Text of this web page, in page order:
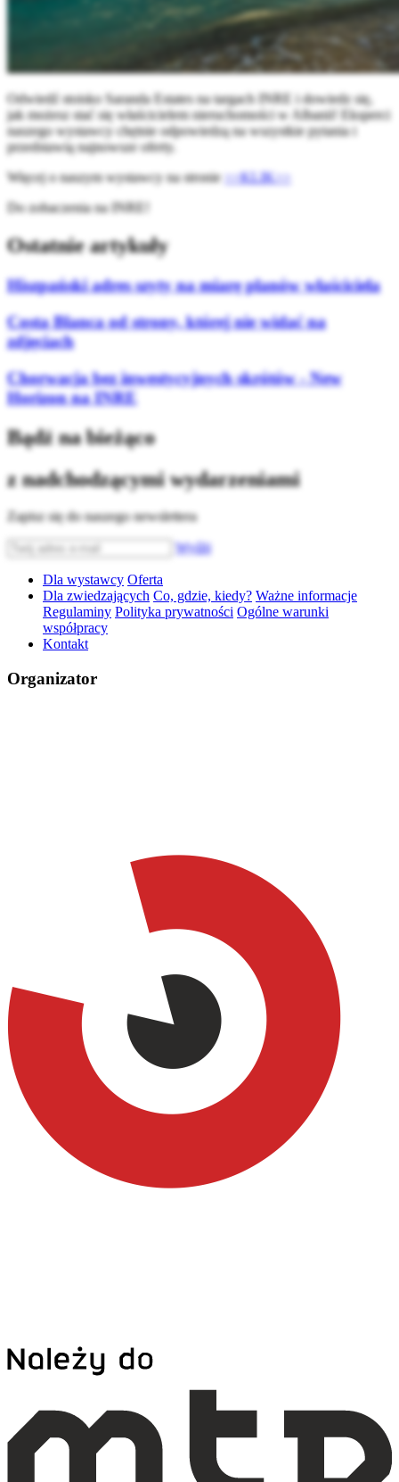
Odwiedź stoisko Saranda Estates na targach INRE i dowiedz się,
jak możesz stać się właścicielem nieruchomości w Albanii! Eksperci
naszego wystawcy chętnie odpowiedzą na wszystkie pytania i
przedstawią najnowsze oferty.
Więcej o naszym wystawcy na stronie >>KLIK>>
Do zobaczenia na INRE!
Ostatnie artykuły
Hiszpański adres szyty na miarę planów właściciela
Costa Blanca od strony, której nie widać na
zdjęciach
Chorwacja bez inwestycyjnych skrótów - New
Horizon na INRE
Bądź na bieżąco
z nadchodzącymi wydarzeniami
Zapisz się do naszego newslettera
Wyślij
Dla wystawcy Oferta
Dla zwiedzających Co, gdzie, kiedy? Ważne informacje
Regulaminy Polityka prywatności Ogólne warunki
współpracy
Kontakt
Organizator